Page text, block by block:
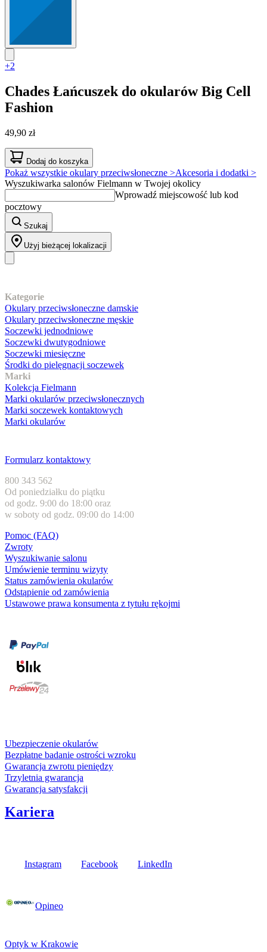
+2
Chades Łańcuszek do okularów Big Cell
Fashion
49,90 zł
Dodaj do koszyka
Pokaż wszystkie okulary przeciwsłoneczne >Akcesoria i dodatki >
Wyszukiwarka salonów Fielmann w Twojej okolicy
Wprowadź miejscowość lub kod
pocztowy
Szukaj
Użyj bieżącej lokalizacji
Kategorie
Okulary przeciwsłoneczne damskie
Okulary przeciwsłoneczne męskie
Soczewki jednodniowe
Soczewki dwutygodniowe
Soczewki miesięczne
Środki do pielęgnacji soczewek
Marki
Kolekcja Fielmann
Marki okularów przeciwsłonecznych
Marki soczewek kontaktowych
Marki okularów
Formularz kontaktowy
800 343 562
Od poniedziałku do piątku
od godz. 9:00 do 18:00 oraz
w soboty od godz. 09:00 do 14:00
Pomoc (FAQ)
Zwroty
Wyszukiwanie salonu
Umówienie terminu wizyty
Status zamówienia okularów
Odstąpienie od zamówienia
Ustawowe prawa konsumenta z tytułu rękojmi
Ubezpieczenie okularów
Bezpłatne badanie ostrości wzroku
Gwarancja zwrotu pieniędzy
Trzyletnia gwarancja
Gwarancja satysfakcji
Kariera
Instagram Facebook LinkedIn
Opineo
Optyk w Krakowie